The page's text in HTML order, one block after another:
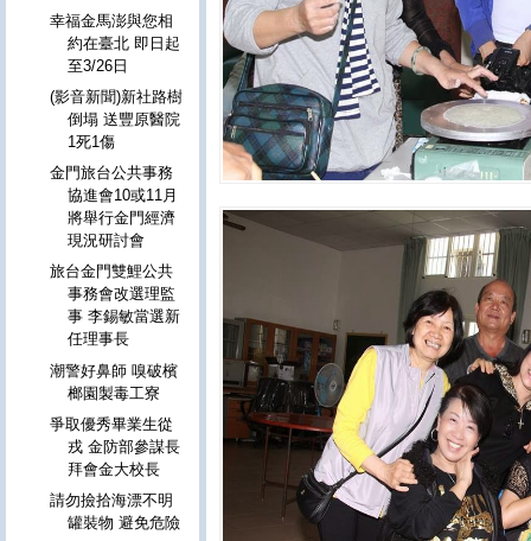
幸福金馬澎與您相
約在臺北 即日起
至3/26日
(影音新聞)新社路樹
倒塌 送豐原醫院
1死1傷
金門旅台公共事務
協進會10或11月
將舉行金門經濟
現況研討會
旅台金門雙鯉公共
事務會改選理監
事 李錫敏當選新
任理事長
潮警好鼻師 嗅破檳
榔園製毒工寮
爭取優秀畢業生從
戎 金防部參謀長
拜會金大校長
請勿撿拾海漂不明
罐裝物 避免危險